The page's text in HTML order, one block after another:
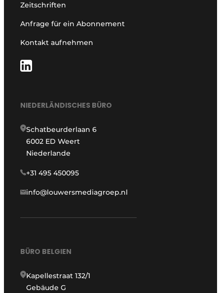
Zeitschriften
Anfrage für ein Abonnement
Kontakt aufnehmen
NIEDERLÄNDISCHES BÜRO
Schatbeurderlaan 6
6002 ED Weert
Niederlande
+31 495 450095
info@louwersmediagroep.nl
BÜRO BELGIEN
Kapellestraat 132/1
Gebäude G